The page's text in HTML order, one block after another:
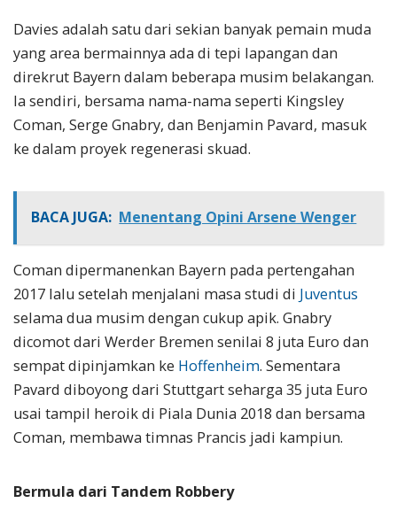
Davies adalah satu dari sekian banyak pemain muda
yang area bermainnya ada di tepi lapangan dan
direkrut Bayern dalam beberapa musim belakangan.
Ia sendiri, bersama nama-nama seperti Kingsley
Coman, Serge Gnabry, dan Benjamin Pavard, masuk
ke dalam proyek regenerasi skuad.
BACA JUGA: Menentang Opini Arsene Wenger
Coman dipermanenkan Bayern pada pertengahan
2017 lalu setelah menjalani masa studi di Juventus
selama dua musim dengan cukup apik. Gnabry
dicomot dari Werder Bremen senilai 8 juta Euro dan
sempat dipinjamkan ke Hoffenheim. Sementara
Pavard diboyong dari Stuttgart seharga 35 juta Euro
usai tampil heroik di Piala Dunia 2018 dan bersama
Coman, membawa timnas Prancis jadi kampiun.
Bermula dari Tandem Robbery